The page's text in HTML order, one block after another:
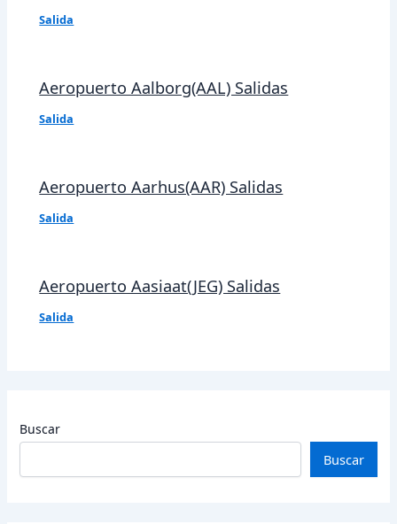
Salida
Aeropuerto Aalborg(AAL) Salidas
Salida
Aeropuerto Aarhus(AAR) Salidas
Salida
Aeropuerto Aasiaat(JEG) Salidas
Salida
Buscar
Buscar